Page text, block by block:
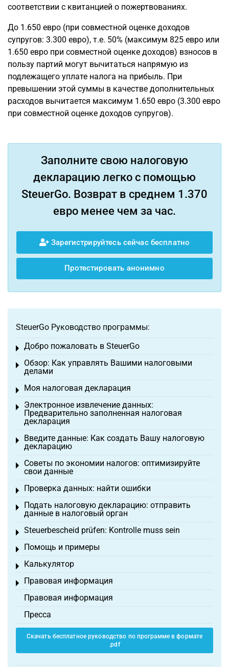
соответствии с квитанцией о пожертвованиях.
До 1.650 евро (при совместной оценке доходов
супругов: 3.300 евро), т.е. 50% (максимум 825 евро или
1.650 евро при совместной оценке доходов) взносов в
пользу партий могут вычитаться напрямую из
подлежащего уплате налога на прибыль. При
превышении этой суммы в качестве дополнительных
расходов вычитается максимум 1.650 евро (3.300 евро
при совместной оценке доходов супругов).
Заполните свою налоговую
декларацию легко с помощью
SteuerGo. Возврат в среднем 1.370
евро менее чем за час.
Зарегистрируйтесь сейчас бесплатно
Протестировать анонимно
SteuerGo Руководство программы:
Добро пожаловать в SteuerGo
Toggle menu
Обзор: Как управлять Вашими налоговыми
делами
Toggle menu
Моя налоговая декларация
Toggle menu
Электронное извлечение данных:
Предварительно заполненная налоговая
декларация
Toggle menu
Введите данные: Как создать Вашу налоговую
декларацию
Toggle menu
Советы по экономии налогов: оптимизируйте
свои данные
Toggle menu
Проверка данных: найти ошибки
Toggle menu
Подать налоговую декларацию: отправить
данные в налоговый орган
Toggle menu
Steuerbescheid prüfen: Kontrolle muss sein
Toggle menu
Помощь и примеры
Toggle menu
Калькулятор
Toggle menu
Правовая информация
Toggle menu
Правовая информация
Пресса
Скачать бесплатное руководство по программе в формате
.pdf